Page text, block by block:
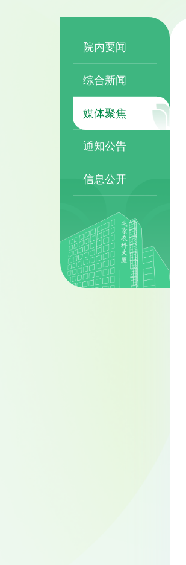
院内要闻
综合新闻
媒体聚焦
通知公告
信息公开